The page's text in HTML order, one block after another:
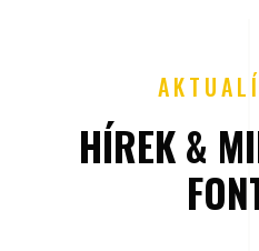
HÍREK &